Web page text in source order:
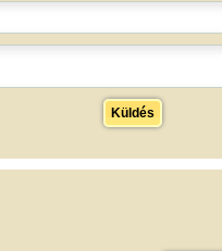
Küldés